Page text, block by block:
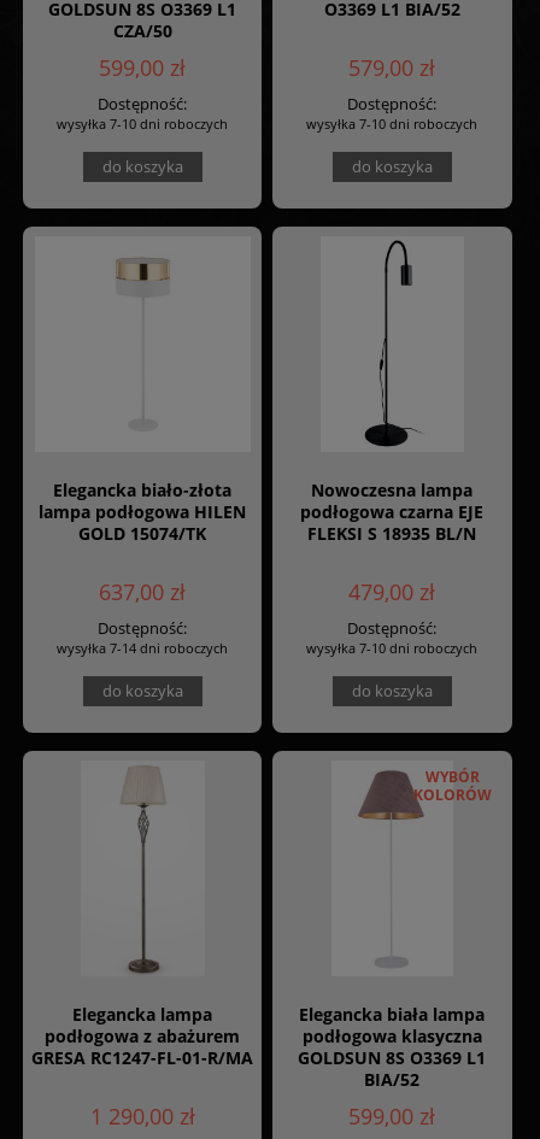
GOLDSUN 8S O3369 L1
CZA/50
599,00 zł
Dostępność:
wysyłka 7-10 dni roboczych
do koszyka
O3369 L1 BIA/52
579,00 zł
Dostępność:
wysyłka 7-10 dni roboczych
do koszyka
Elegancka biało-złota
lampa podłogowa HILEN
GOLD 15074/TK
637,00 zł
Dostępność:
wysyłka 7-14 dni roboczych
do koszyka
Nowoczesna lampa
podłogowa czarna EJE
FLEKSI S 18935 BL/N
479,00 zł
Dostępność:
wysyłka 7-10 dni roboczych
do koszyka
Elegancka lampa
podłogowa z abażurem
GRESA RC1247-FL-01-R/MA
1 290,00 zł
Elegancka biała lampa
podłogowa klasyczna
GOLDSUN 8S O3369 L1
BIA/52
599,00 zł
WYBÓR
KOLORÓW